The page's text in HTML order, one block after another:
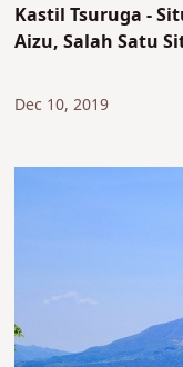
Kastil Tsuruga -
Aizu, Salah Satu
Dec 10, 2019